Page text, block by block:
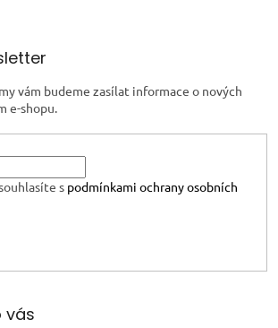
vám budeme zasílat informace o nových
e-shopu.
s podmínkami ochrany osobních
vás